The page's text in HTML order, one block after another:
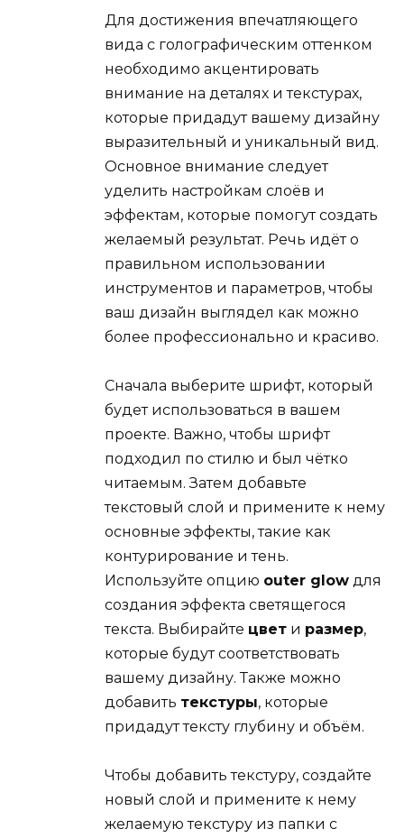
Для достижения впечатляющего
вида с голографическим оттенком
необходимо акцентировать
внимание на деталях и текстурах,
которые придадут вашему дизайну
выразительный и уникальный вид.
Основное внимание следует
уделить настройкам слоёв и
эффектам, которые помогут создать
желаемый результат. Речь идёт о
правильном использовании
инструментов и параметров, чтобы
ваш дизайн выглядел как можно
более профессионально и красиво.
Сначала выберите шрифт, который
будет использоваться в вашем
проекте. Важно, чтобы шрифт
подходил по стилю и был чётко
читаемым. Затем добавьте
текстовый слой и примените к нему
основные эффекты, такие как
контурирование и тень.
Используйте опцию outer glow для
создания эффекта светящегося
текста. Выбирайте цвет и размер,
которые будут соответствовать
вашему дизайну. Также можно
добавить текстуры, которые
придадут тексту глубину и объём.
Чтобы добавить текстуру, создайте
новый слой и примените к нему
желаемую текстуру из папки с